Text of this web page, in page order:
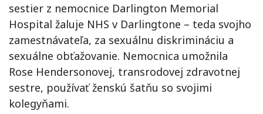
sestier z nemocnice Darlington Memorial
Hospital žaluje NHS v Darlingtone – teda svojho
zamestnávateľa, za sexuálnu diskrimináciu a
sexuálne obťažovanie. Nemocnica umožnila
Rose Hendersonovej, transrodovej zdravotnej
sestre, používať ženskú šatňu so svojimi
kolegyňami.